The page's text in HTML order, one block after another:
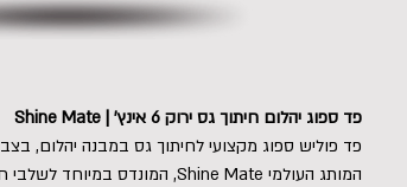
פד ספוג יהלום חיתוך גס ירוק 6 אינץ' | Shine Mate